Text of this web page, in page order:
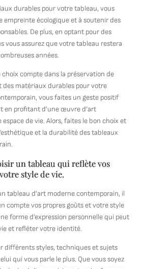
durables pour votre tableau, vous
empreinte écologique et à soutenir des
De plus, en optant pour des
vous assurez que votre tableau restera
années.
choix compte dans la préservation de
des matériaux durables pour votre
vous faites un geste positif
en profitant d’une œuvre d’art
de vie. Alors, faites le bon choix et
et la durabilité des tableaux
un tableau qui reflète vos
style de vie.
tableau d’art moderne contemporain, il
compte vos propres goûts et votre style
forme d’expression personnelle qui peut
et refléter votre identité.
différents styles, techniques et sujets
qui vous parle le plus. Que vous soyez